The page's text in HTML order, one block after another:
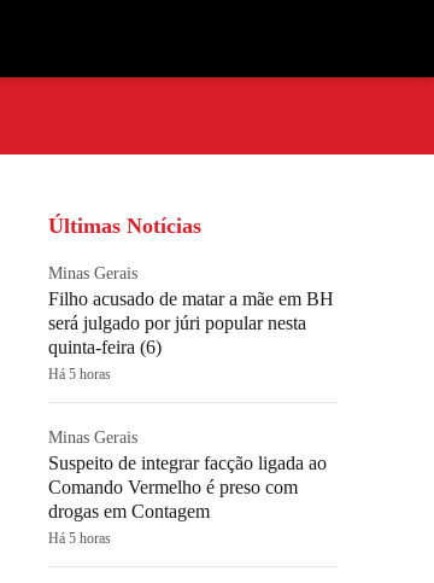
Últimas Notícias
Minas Gerais
Filho acusado de matar a mãe em BH
será julgado por júri popular nesta
quinta-feira (6)
Há 5 horas
Minas Gerais
Suspeito de integrar facção ligada ao
Comando Vermelho é preso com
drogas em Contagem
Há 5 horas